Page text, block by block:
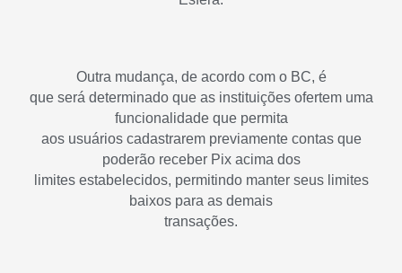
Outra mudança, de acordo com o BC, é
que será determinado que as instituições ofertem uma
funcionalidade que permita
aos usuários cadastrarem previamente contas que
poderão receber Pix acima dos
limites estabelecidos, permitindo manter seus limites
baixos para as demais
transações.